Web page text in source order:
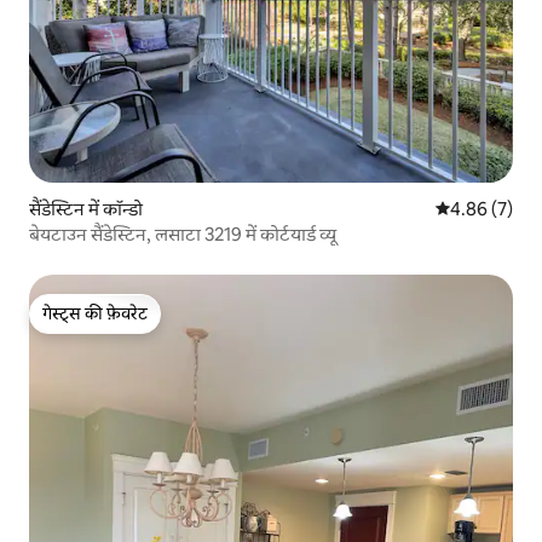
सैंडेस्टिन में कॉन्डो औसत रेटिंग 5 में
4.86 (7)
बेयटाउन सैंडेस्टिन, लसाटा 3219 में कोर्टयार्ड व्यू
गेस्ट्स की फ़ेवरेट
गेस्ट्स की फ़ेवरेट